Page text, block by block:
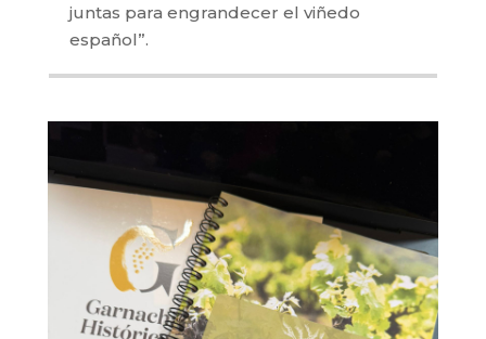
juntas para engrandecer el viñedo
español”.